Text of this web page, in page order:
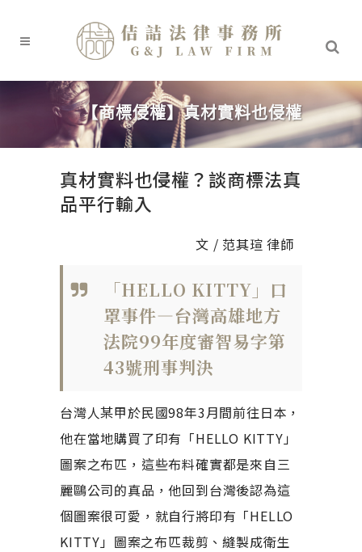
【商標侵權】真材實料也侵權
真材實料也侵權？談商標法真
品平行輸入
文 / 范其瑄 律師
「HELLO KITTY」口
罩事件—台灣高雄地方
法院99年度審智易字第
43號刑事判決
台灣人某甲於民國98年3月間前往日本，
他在當地購買了印有「HELLO KITTY」
圖案之布匹，這些布料確實都是來自三
麗鷗公司的真品，他回到台灣後認為這
個圖案很可愛，就自行將印有「HELLO
KITTY」圖案之布匹裁剪、縫製成衛生